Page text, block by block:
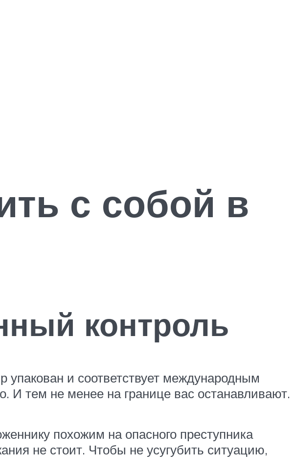
с собой в
контроль
и соответствует международным
И тем не менее на границе вас останавливают.
похожим на опасного преступника
не стоит. Чтобы не усугубить ситуацию,